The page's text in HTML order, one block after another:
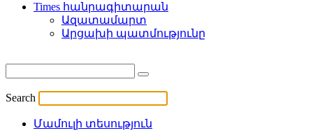
Times հանրագիտարան
Ազատամարտ
Արցախի պատմությունը
Search
Մամուլի տեսություն